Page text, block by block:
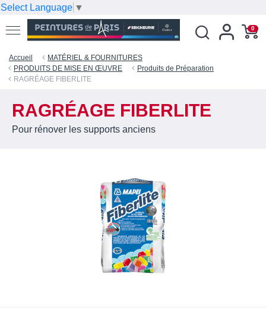
Select Language ▼
0
Accueil
MATÉRIEL & FOURNITURES
PRODUITS DE MISE EN ŒUVRE
Produits de Préparation
RAGRÉAGE FIBERLITE
RAGRÉAGE FIBERLITE
Pour rénover les supports anciens